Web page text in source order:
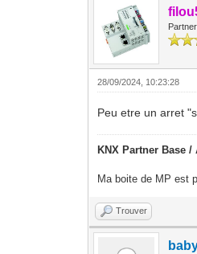
28/09/2024, 10:23:28
Peu etre un arret
KNX Partner Base /
Ma boite de MP est
Trouver